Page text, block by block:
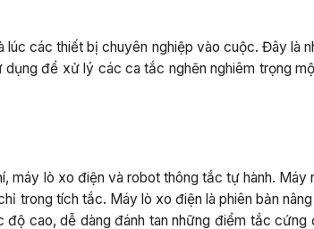
các thiết bị chuyên nghiệp vào cuộc. Đây là
để xử lý các ca tắc nghẽn nghiêm trọng
máy lò xo điện và robot thông tắc tự hành. Máy
trong tích tắc. Máy lò xo điện là phiên bản
cao, dễ dàng đánh tan những điểm tắc cứng